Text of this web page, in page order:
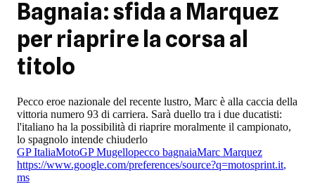
Bagnaia: sfida a Marquez
per riaprire la corsa al
titolo
Pecco eroe nazionale del recente lustro, Marc è alla caccia della
vittoria numero 93 di carriera. Sarà duello tra i due ducatisti:
l'italiano ha la possibilità di riaprire moralmente il campionato,
lo spagnolo intende chiuderlo
GP ItaliaMotoGP Mugellopecco bagnaiaMarc Marquez
https://www.google.com/preferences/source?q=motosprint.it,
ms